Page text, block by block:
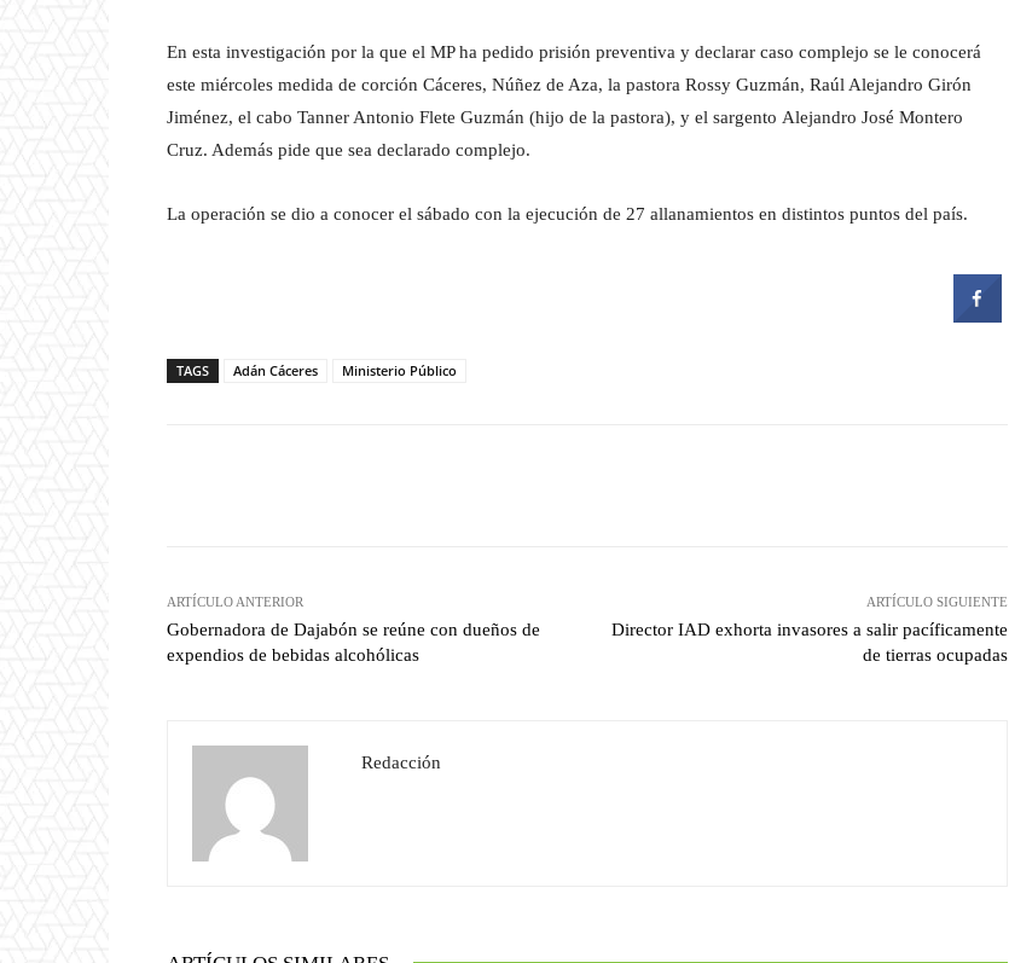
En esta investigación por la que el MP ha pedido prisión preventiva y declarar caso complejo se le conocerá
este miércoles medida de corción Cáceres, Núñez de Aza, la pastora Rossy Guzmán, Raúl Alejandro Girón
Jiménez, el cabo Tanner Antonio Flete Guzmán (hijo de la pastora), y el sargento Alejandro José Montero
Cruz. Además pide que sea declarado complejo.
La operación se dio a conocer el sábado con la ejecución de 27 allanamientos en distintos puntos del país.
TAGS Adán Cáceres Ministerio Público
ARTÍCULO ANTERIOR
Gobernadora de Dajabón se reúne con dueños de
expendios de bebidas alcohólicas
ARTÍCULO SIGUIENTE
Director IAD exhorta invasores a salir pacíficamente
de tierras ocupadas
Redacción